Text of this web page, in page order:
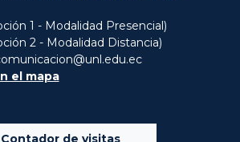
1 - Modalidad Presencial)
2 - Modalidad Distancia)
el mapa
Contador de visitas